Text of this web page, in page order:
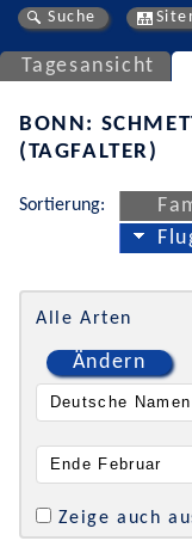
Suche
Tagesansicht
BONN:
(TAGFALTER)
Sortierung:
Alle Arten
Ändern
Zeige auch